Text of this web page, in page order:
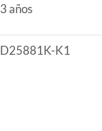
3 años
D25881K-K1